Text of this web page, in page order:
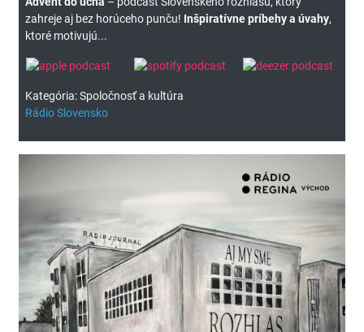
zahreje aj bez horúceho punču! Inšpiratívne príbehy a úvahy,
ktoré motivujú...
Kategória: Spoločnosť a kultúra
Rádio Slovensko